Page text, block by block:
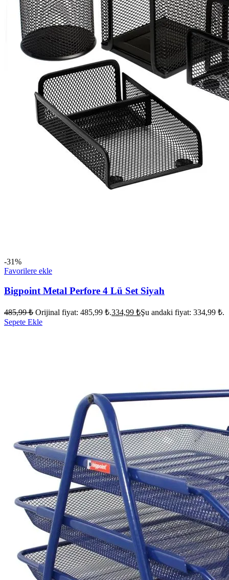
-31%
Favorilere ekle
Bigpoint Metal Perfore 4 Lü Set Siyah
485,99₺ Orijinal fiyat: 485,99 ₺.334,99 ₺Şu andaki fiyat: 334,99 ₺.
Sepete Ekle